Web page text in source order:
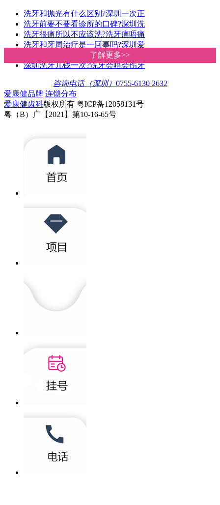
了解更多>>
了解更多>>
洗牙和抛光有什么区别?深圳一次正
洗牙前要不要看诊所的口碑?深圳洗
洗牙很痛所以不应该洗?洗牙痛唔痛
洗牙和牙周治疗是一回事吗?深圳爱
深圳洗牙价钱|爱康健洗牙收费明细
深圳洗牙几钱一次?洗牙会唔会伤牙
咨询电话（深圳） 0755-6130 2632
爱康健品牌 连锁分布
爱康健齿科版权所有 粤ICP备12058131号
粤（B）广【2021】第10-16-65号